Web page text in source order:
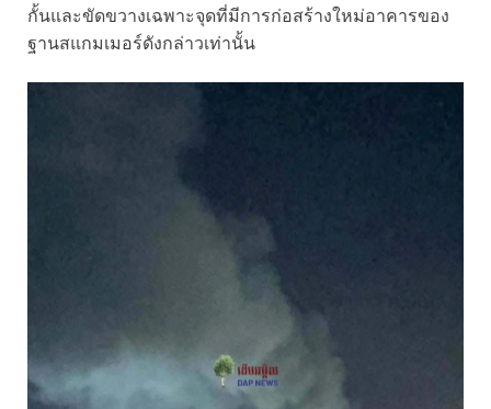
กั้นและขัดขวางเฉพาะจุดที่มีการก่อสร้างใหม่อาคารของ
ฐานสแกมเมอร์ดังกล่าวเท่านั้น